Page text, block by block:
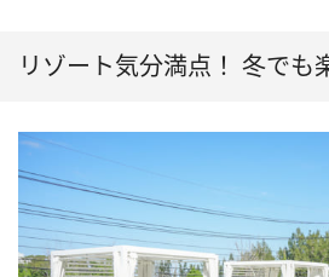
リゾート気分満点！ 冬でも